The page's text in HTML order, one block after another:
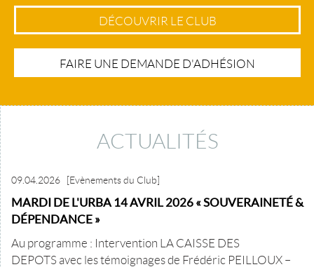
DÉCOUVRIR LE CLUB
FAIRE UNE DEMANDE D'ADHÉSION
ACTUALITÉS
09.04.2026 [Evènements du Club]
MARDI DE L'URBA 14 AVRIL 2026 « SOUVERAINETÉ &
DÉPENDANCE »
Au programme : Intervention LA CAISSE DES
DEPOTS avec les témoignages de Frédéric PEILLOUX –